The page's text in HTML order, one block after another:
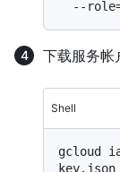
下载服务帐
Shell
gcloud